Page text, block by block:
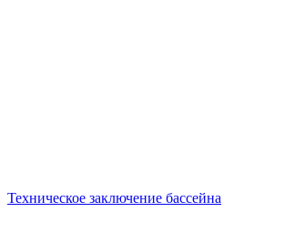
Техническое заключение бассейна